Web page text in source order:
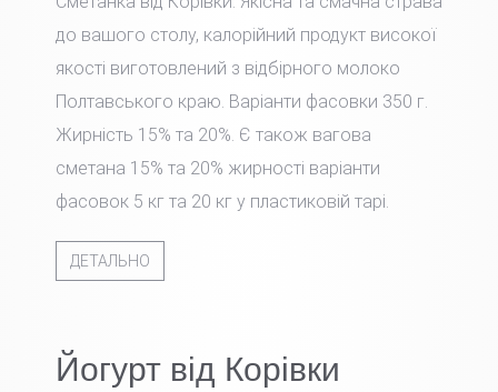
до вашого столу, калорійний продукт високої
якості виготовлений з відбірного молоко
Полтавського краю. Варіанти фасовки 350 г.
Жирність 15% та 20%. Є також вагова
сметана 15% та 20% жирності варіанти
фасовок 5 кг та 20 кг у пластиковій тарі.
ДЕТАЛЬНО
Йогурт від Корівки